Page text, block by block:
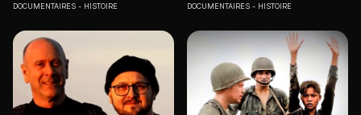
DOCUMENTAIRES HISTOIRE DOCUMENTAIRES HISTOIRE